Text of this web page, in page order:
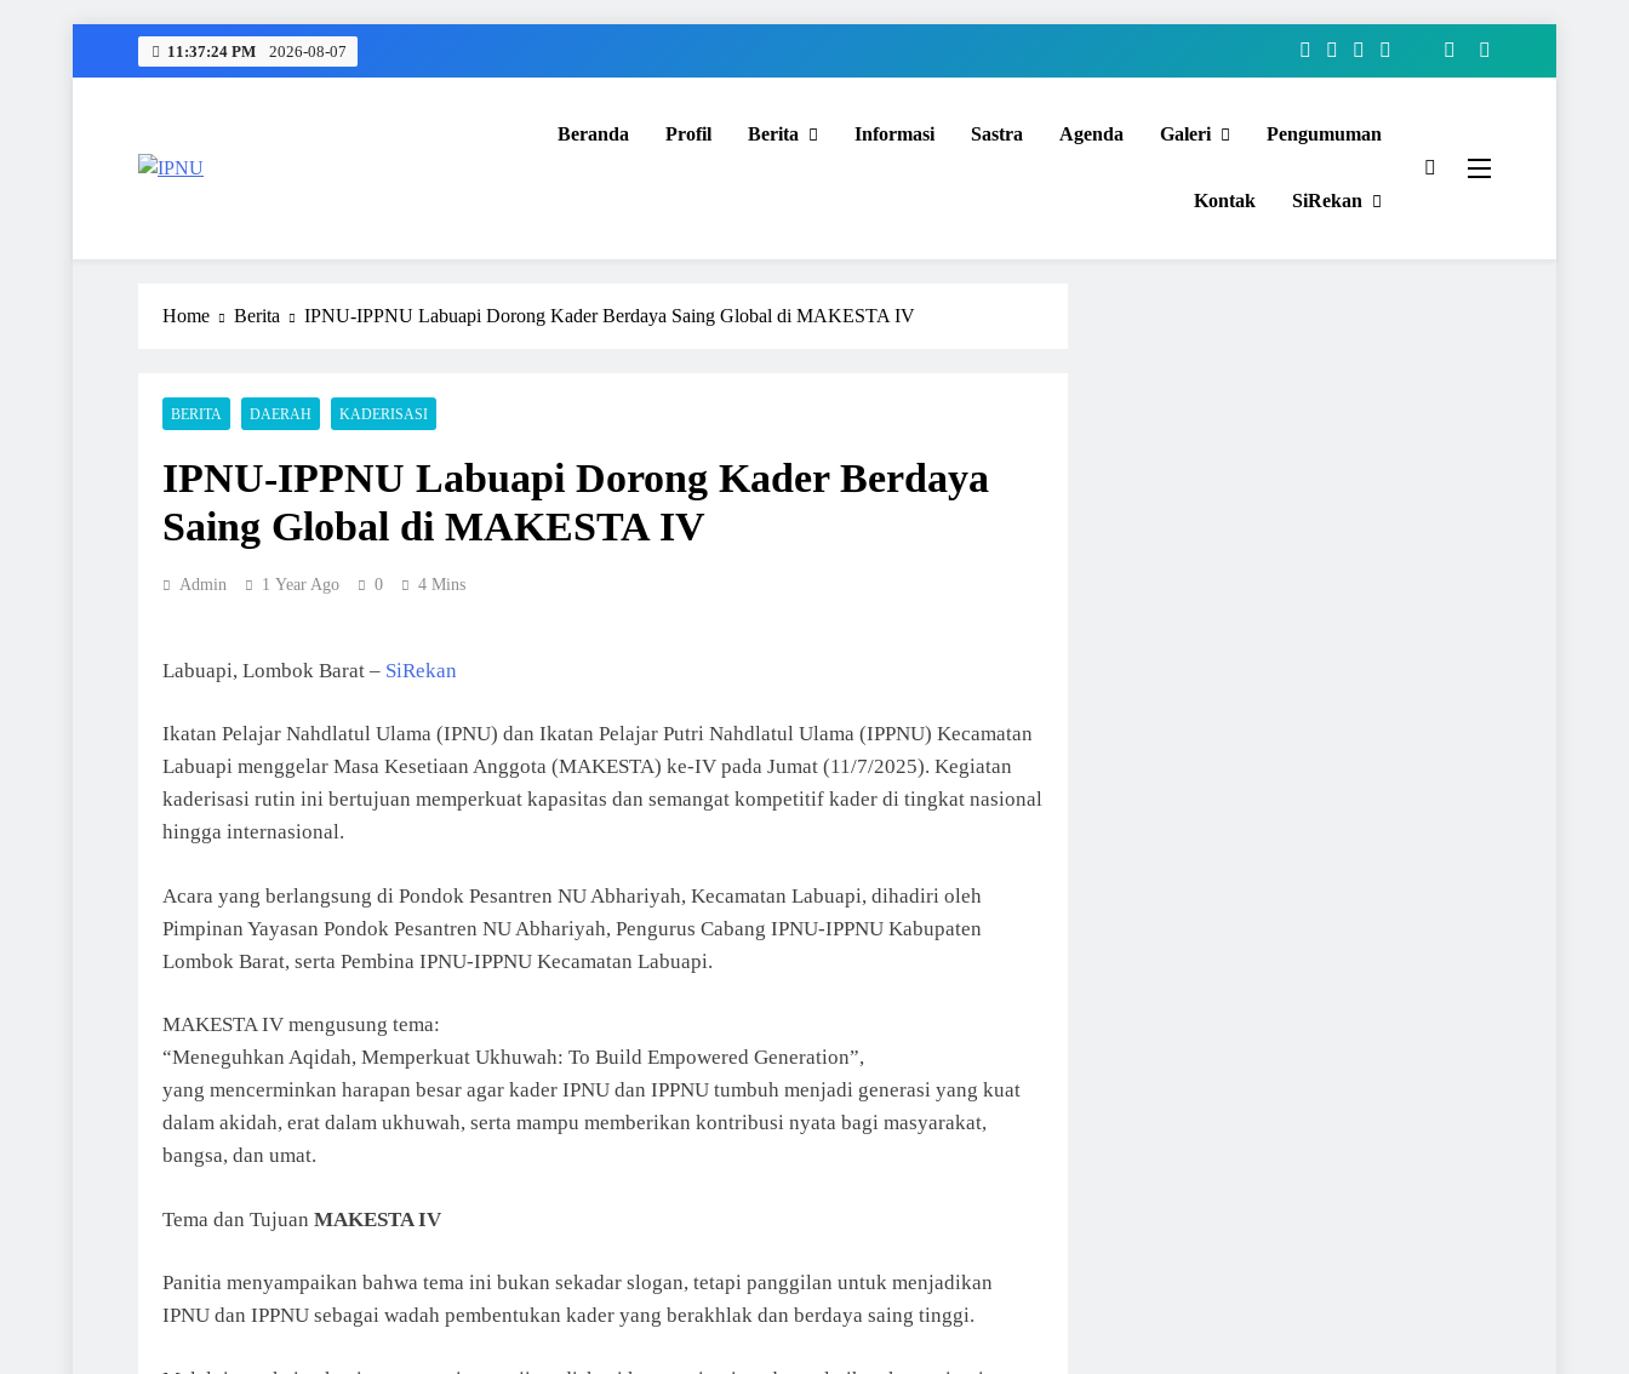
11:37:25 PM 2026-08-07
Beranda Profil Berita Informasi Sastra Agenda Galeri Pengumuman
Kontak SiRekan
Home Berita IPNU-IPPNU Labuapi Dorong Kader Berdaya Saing Global di MAKESTA IV
BERITA DAERAH KADERISASI
IPNU-IPPNU Labuapi Dorong Kader Berdaya
Saing Global di MAKESTA IV
Admin 1 Year Ago 0 4 Mins
Labuapi, Lombok Barat – SiRekan
Ikatan Pelajar Nahdlatul Ulama (IPNU) dan Ikatan Pelajar Putri Nahdlatul Ulama (IPPNU) Kecamatan
Labuapi menggelar Masa Kesetiaan Anggota (MAKESTA) ke-IV pada Jumat (11/7/2025). Kegiatan
kaderisasi rutin ini bertujuan memperkuat kapasitas dan semangat kompetitif kader di tingkat nasional
hingga internasional.
Acara yang berlangsung di Pondok Pesantren NU Abhariyah, Kecamatan Labuapi, dihadiri oleh
Pimpinan Yayasan Pondok Pesantren NU Abhariyah, Pengurus Cabang IPNU-IPPNU Kabupaten
Lombok Barat, serta Pembina IPNU-IPPNU Kecamatan Labuapi.
MAKESTA IV mengusung tema:
“Meneguhkan Aqidah, Memperkuat Ukhuwah: To Build Empowered Generation”,
yang mencerminkan harapan besar agar kader IPNU dan IPPNU tumbuh menjadi generasi yang kuat
dalam akidah, erat dalam ukhuwah, serta mampu memberikan kontribusi nyata bagi masyarakat,
bangsa, dan umat.
Tema dan Tujuan MAKESTA IV
Panitia menyampaikan bahwa tema ini bukan sekadar slogan, tetapi panggilan untuk menjadikan
IPNU dan IPPNU sebagai wadah pembentukan kader yang berakhlak dan berdaya saing tinggi.